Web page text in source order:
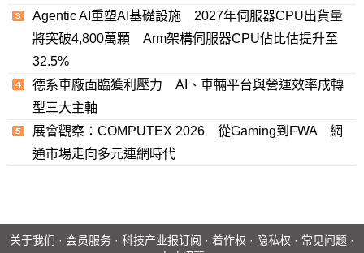
Agentic AI重塑AI基礎設施 2027年伺服器CPU出貨量
將突破4,800萬顆 Arm架構伺服器CPU佔比估提升至
32.5%
德系車廠面臨獲利壓力 AI、車輛平台與營運效率成轉
型三大主軸
展會觀察：COMPUTEX 2026 從Gaming到FWA 網
通市場走向多元連網時代
关于我们 · 会员服务 · 科技产业报订阅 · 着作权 · 隐私权 · 常见问题 ·